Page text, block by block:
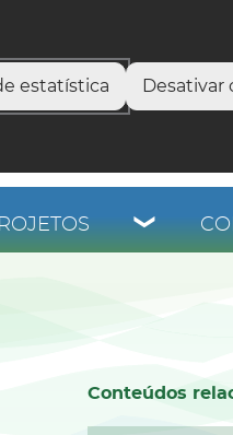
estatística Desativar
Conteúdos